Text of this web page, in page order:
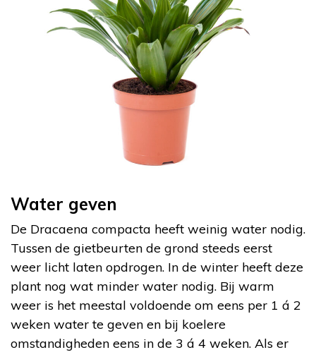
Water geven
De Dracaena compacta heeft weinig water nodig.
Tussen de gietbeurten de grond steeds eerst
weer licht laten opdrogen. In de winter heeft deze
plant nog wat minder water nodig. Bij warm
weer is het meestal voldoende om eens per 1 á 2
weken water te geven en bij koelere
omstandigheden eens in de 3 á 4 weken. Als er